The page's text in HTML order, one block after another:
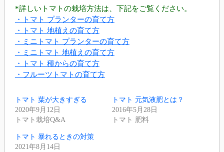
*詳しいトマトの栽培方法は、下記をご覧ください。
・トマト プランターの育て方
・トマト 地植えの育て方
・ミニトマト プランターの育て方
・ミニトマト 地植えの育て方
・トマト 種からの育て方
・フルーツトマトの育て方
トマト 葉が大きすぎる
2020年9月12日
トマト栽培Q&A
トマト 元気液肥とは？
2016年5月28日
トマト 肥料
トマト 暴れるときの対策
2021年8月14日